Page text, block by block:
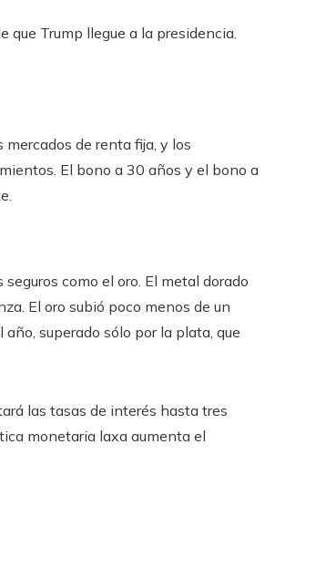
que Trump llegue a la presidencia.
de renta fija, y los
El bono a 30 años y el bono a
como el oro. El metal dorado
El oro subió poco menos de un
superado sólo por la plata, que
las tasas de interés hasta tres
monetaria laxa aumenta el